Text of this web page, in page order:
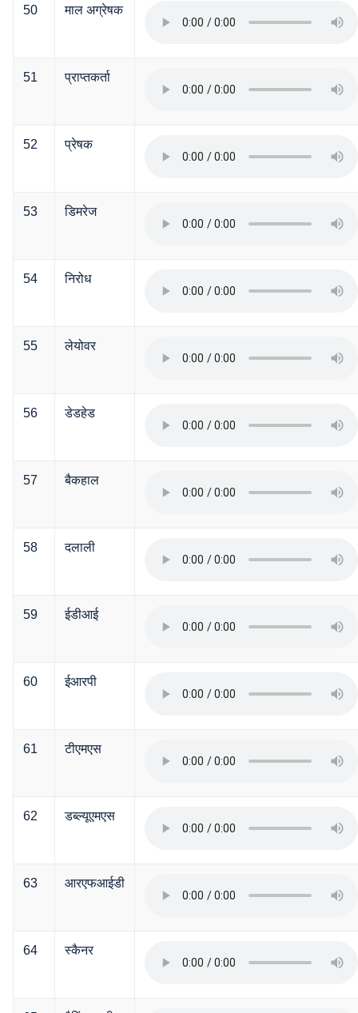
50 माल अग्रेषक
51 प्राप्तकर्ता
52 प्रेषक
53 डिमरेज
54 निरोध
55 लेयोवर
56 डेडहेड
57 बैकहाल
58 दलाली
59 ईडीआई
60 ईआरपी
61 टीएमएस
62 डब्ल्यूएमएस
63 आरएफआईडी
64 स्कैनर